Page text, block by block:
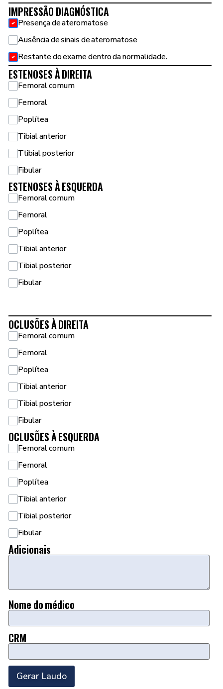
IMPRESSÃO DIAGNÓSTICA
Presença de ateromatose
Ausência de sinais de ateromatose
Restante do exame dentro da normalidade.
ESTENOSES À DIREITA
Femoral comum
Femoral
Poplítea
Tibial anterior
Ttibial posterior
Fibular
ESTENOSES À ESQUERDA
Femoral comum
Femoral
Poplítea
Tibial anterior
Tibial posterior
Fibular
OCLUSÕES À DIREITA
Femoral comum
Femoral
Poplítea
Tibial anterior
Tibial posterior
Fibular
OCLUSÕES À ESQUERDA
Femoral comum
Femoral
Poplítea
Tibial anterior
Tibial posterior
Fibular
Adicionais
Nome do médico
CRM
Gerar Laudo